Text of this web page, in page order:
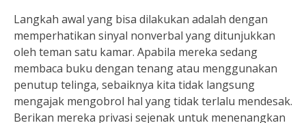
Langkah awal yang bisa dilakukan adalah dengan
memperhatikan sinyal nonverbal yang ditunjukkan
oleh teman satu kamar. Apabila mereka sedang
membaca buku dengan tenang atau menggunakan
penutup telinga, sebaiknya kita tidak langsung
mengajak mengobrol hal yang tidak terlalu mendesak.
Berikan mereka privasi sejenak untuk menenangkan